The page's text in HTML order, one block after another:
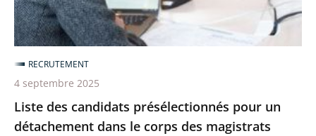
dans
le
corps
des
magistrats
administratifs
Liste des candidats présélectionnés pour un
détachement dans le corps des magistrats
RECRUTEMENT
4 septembre 2025